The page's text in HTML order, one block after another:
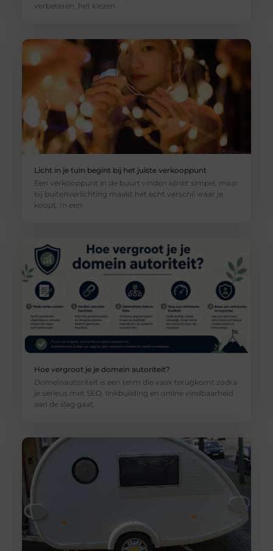
verbeteren, het kiezen
Licht in je tuin begint bij het juiste verkooppunt
Een verkooppunt in de buurt vinden klinkt simpel, maar
bij buitenverlichting maakt het echt verschil waar je
koopt. In een
Hoe vergroot je je domein autoriteit?
Domeinautoriteit is een term die vaak terugkomt zodra
je serieus met SEO, linkbuilding en online vindbaarheid
aan de slag gaat.